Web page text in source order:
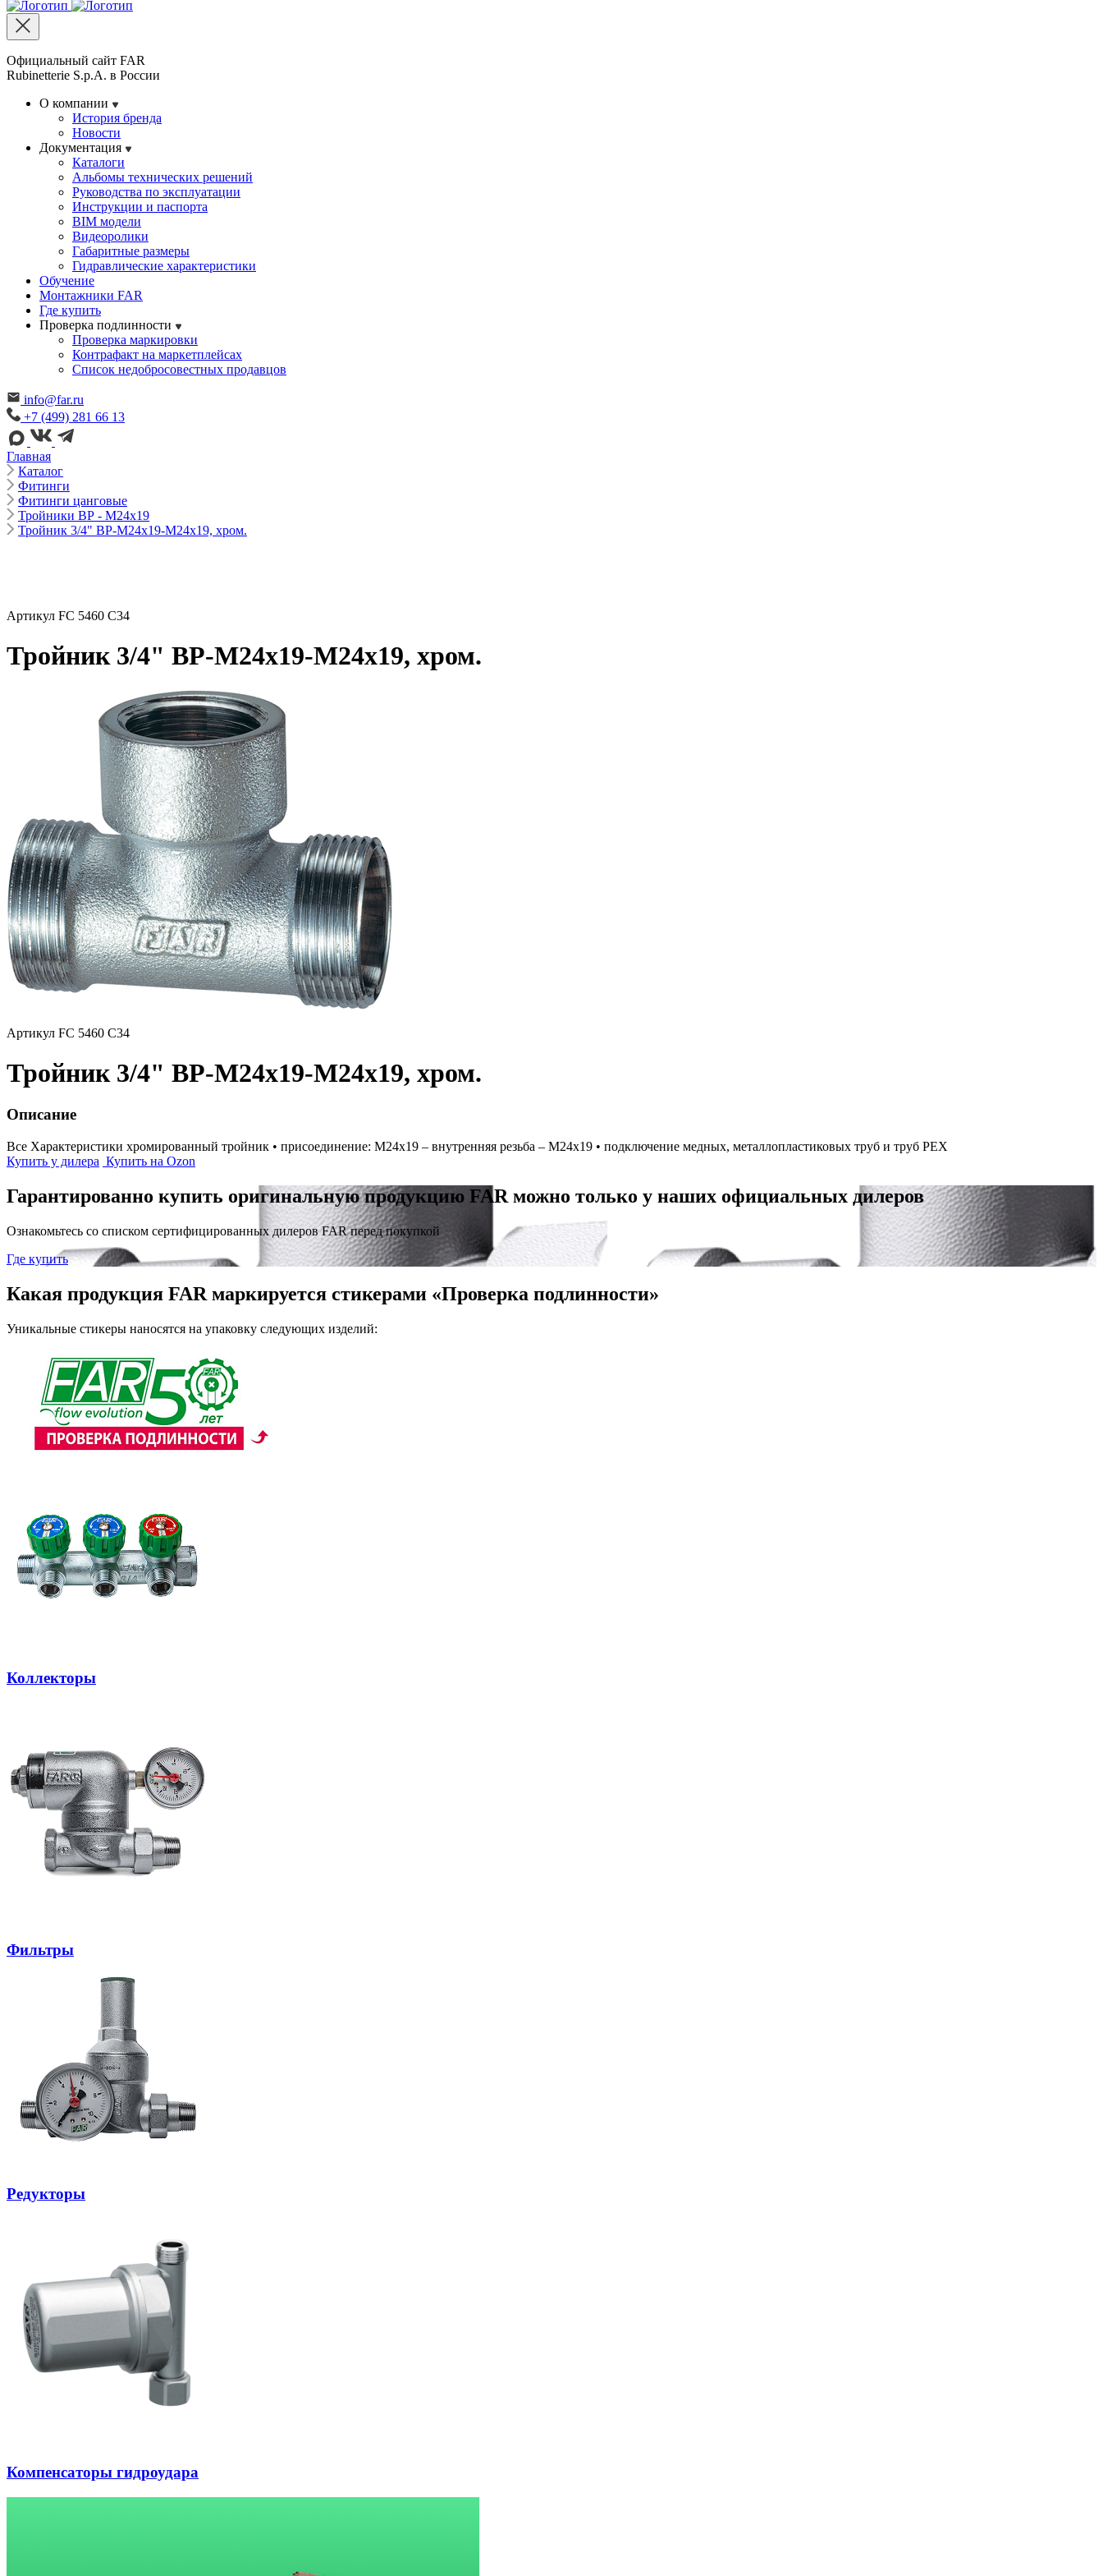
Официальный сайт FAR
Rubinetterie S.p.A. в России
О компании
История бренда
Новости
Документация
Каталоги
Альбомы технических решений
Руководства по эксплуатации
Инструкции и паспорта
BIM модели
Видеоролики
Габаритные размеры
Гидравлические характеристики
Обучение
Монтажники FAR
Где купить
Проверка подлинности
Проверка маркировки
Контрафакт на маркетплейсах
Cписок недобросовестных продавцов
info@far.ru
+7 (499) 281 66 13
Главная
Каталог
Фитинги
Фитинги цанговые
Тройники ВР - М24х19
Тройник 3/4" ВР-М24х19-М24х19, хром.
Артикул FC 5460 C34
Тройник 3/4" ВР-М24х19-М24х19, хром.
Артикул FC 5460 C34
Тройник 3/4" ВР-М24х19-М24х19, хром.
Описание
Все Характеристики хромированный тройник • присоединение: М24х19 – внутренняя резьба – М24х19 • подключение медных, металлопластиковых труб и труб PEX
Купить у дилера Купить на Ozon
Гарантированно купить оригинальную продукцию FAR можно только у наших официальных дилеров
Ознакомьтесь со списком сертифицированных дилеров FAR перед покупкой
Где купить
Какая продукция FAR маркируется стикерами «Проверка подлинности»
Уникальные стикеры наносятся на упаковку следующих изделий:
Коллекторы
Фильтры
Редукторы
Компенсаторы гидроудара